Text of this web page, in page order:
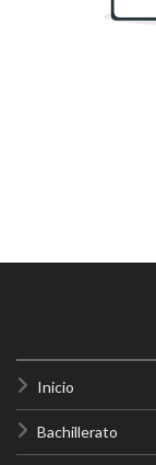
Inicio
Bachillerato